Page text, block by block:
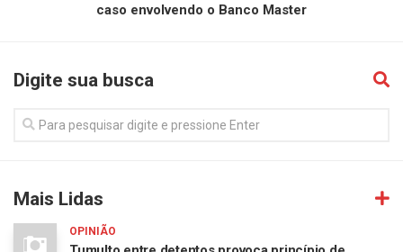
caso envolvendo o Banco Master
Digite sua busca
Mais Lidas
OPINIÃO